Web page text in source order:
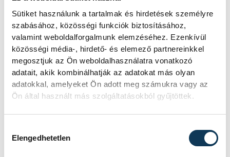
Sütiket használunk a tartalmak és hirdetések személyre
szabásához, közösségi funkciók biztosításához,
valamint weboldalforgalmunk elemzéséhez. Ezenkívül
közösségi média-, hirdető- és elemező partnereinkkel
megosztjuk az Ön weboldalhasználatra vonatkozó
adatait, akik kombinálhatják az adatokat más olyan
adatokkal, amelyeket Ön adott meg számukra vagy az
Ön által használt más szolgáltatásokból gyűjtöttek.
Elengedhetetlen
(Franciaország), Alentejo Központi Régió
Önkormányzati Közössége (Portugália),
valamint Chemnitz (Németország), Újvidék
(Szerbia), Oulu (Finnország) és Liepāja
(Lettország) városai.
A projektet az Európai Unió Interreg
Europe programja társfinanszírozza, amely
az európai régiók közötti együttműködést